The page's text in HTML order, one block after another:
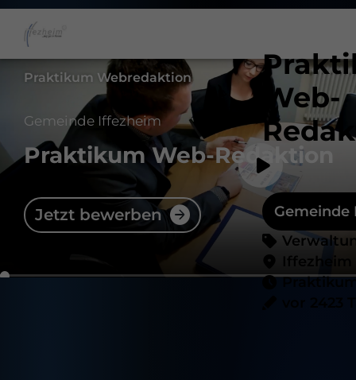
Praktikum Webredaktion
Gemeinde Iffezheim
Praktikum Web-Redaktion
Jetzt bewerben
Web-
Iffezheim